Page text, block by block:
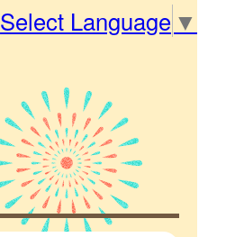
Select Language ▼